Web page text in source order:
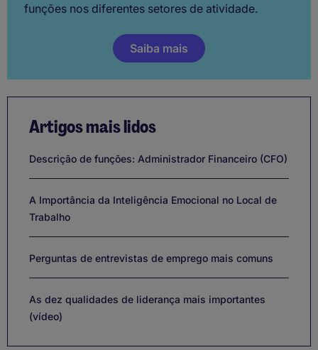
funções nos diferentes setores de atividade.
Saiba mais
Artigos mais lidos
Descrição de funções: Administrador Financeiro (CFO)
A Importância da Inteligência Emocional no Local de
Trabalho
Perguntas de entrevistas de emprego mais comuns
As dez qualidades de liderança mais importantes
(vídeo)